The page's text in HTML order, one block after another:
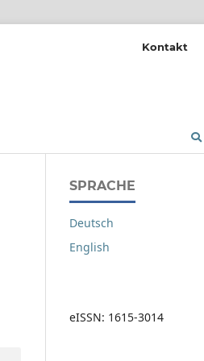
Kontakt
SPRACHE
Deutsch
English
eISSN: 1615-3014